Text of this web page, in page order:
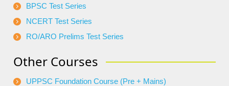
BPSC Test Series
NCERT Test Series
RO/ARO Prelims Test Series
Other Courses
UPPSC Foundation Course (Pre + Mains)